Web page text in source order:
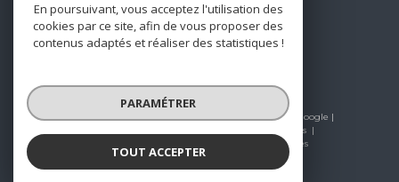
© 2026 | Tous droits réservés | Traduction powered by Google |
Mentions légales
Cookies
En poursuivant, vous acceptez l'utilisation des
cookies par ce site, afin de vous proposer des
contenus adaptés et réaliser des statistiques !
PARAMÉTRER
TOUT ACCEPTER